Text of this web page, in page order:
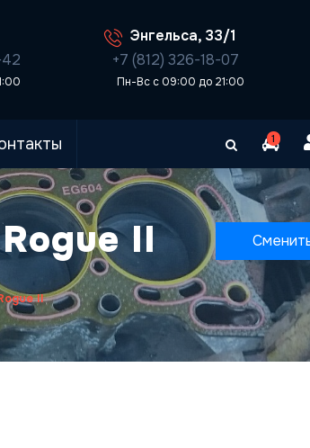
Энгельса, 33/1
+7 (812) 326-18-07
Пн-Вс с 09:00 до 21:00
1
II
II